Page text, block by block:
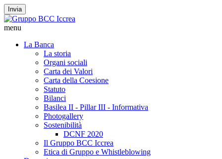
Invia
menu
La Banca
La storia
Organi sociali
Carta dei Valori
Carta della Coesione
Statuto
Bilanci
Basilea II - Pillar III - Informativa
Photogallery
Sostenibilità
DCNF 2020
Il Gruppo BCC Iccrea
Etica di Gruppo e Whistleblowing